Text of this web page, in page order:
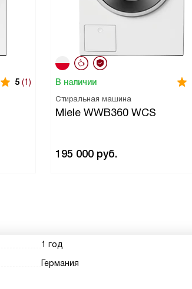
5 (1) В наличии
Стиральная машина
Miele WWB360 WCS
195 000 руб.
1 год
Германия